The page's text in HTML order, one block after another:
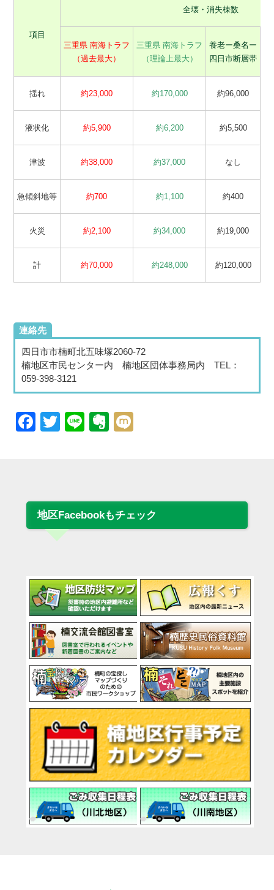
項目
全壊・消失棟数
三重県 南海トラフ
（過去最大）
三重県 南海トラフ
（理論上最大）
養老ー桑名ー
四日市断層帯
揺れ 約23,000 約170,000 約96,000
液状化 約5,900 約6,200 約5,500
津波 約38,000 約37,000 なし
急傾斜地等 約700 約1,100 約400
火災 約2,100 約34,000 約19,000
計 約70,000 約248,000 約120,000
連絡先
四日市市楠町北五味塚2060-72
楠地区市民センター内 楠地区団体事務局内 TEL：
059-398-3121
Facebook
Twitter
LineEvernote
地区Facebookもチェック